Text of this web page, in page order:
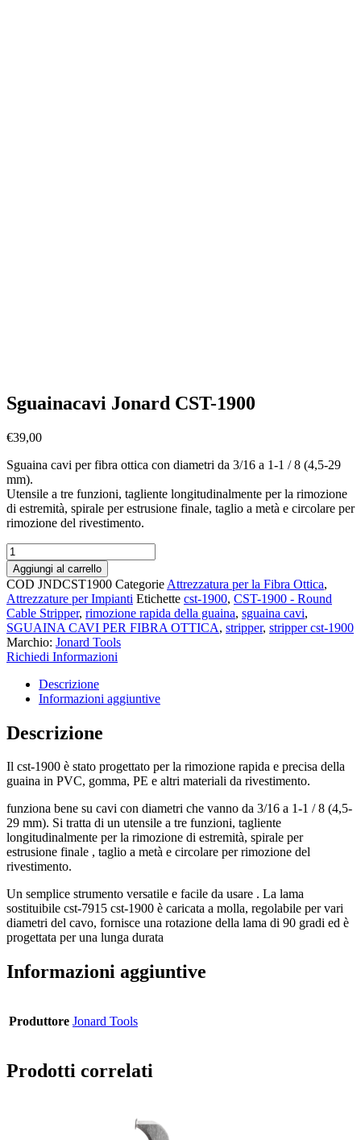
Sguainacavi Jonard CST-1900
€39,00
Sguaina cavi per fibra ottica con diametri da 3/16 a 1-1 / 8 (4,5-29
mm).
Utensile a tre funzioni, tagliente longitudinalmente per la rimozione
di estremità, spirale per estrusione finale, taglio a metà e circolare per
rimozione del rivestimento.
Sguainacavi
Jonard
CST-
1900
quantità
Aggiungi al carrello
COD JNDCST1900 Categorie Attrezzatura per la Fibra Ottica,
Attrezzature per Impianti Etichette cst-1900, CST-1900 - Round
Cable Stripper, rimozione rapida della guaina, sguaina cavi,
SGUAINA CAVI PER FIBRA OTTICA, stripper, stripper cst-1900
Marchio: Jonard Tools
Richiedi Informazioni
Descrizione
Informazioni aggiuntive
Descrizione
Il cst-1900 è stato progettato per la rimozione rapida e precisa della
guaina in PVC, gomma, PE e altri materiali da rivestimento.
funziona bene su cavi con diametri che vanno da 3/16 a 1-1 / 8 (4,5-
29 mm). Si tratta di un utensile a tre funzioni, tagliente
longitudinalmente per la rimozione di estremità, spirale per
estrusione finale , taglio a metà e circolare per rimozione del
rivestimento.
Un semplice strumento versatile e facile da usare . La lama
sostituibile cst-7915 cst-1900 è caricata a molla, regolabile per vari
diametri del cavo, fornisce una rotazione della lama di 90 gradi ed è
progettata per una lunga durata
Informazioni aggiuntive
Produttore Jonard Tools
Prodotti correlati